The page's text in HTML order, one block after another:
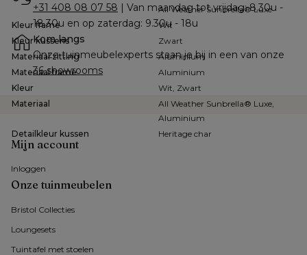
All Weather Sunbrella® Luxe
Kleur frame
Wit
Kleur kussens
Zwart
Materiaal zitting
Aluminium
Materiaal frame
Aluminium
Kleur
Wit, Zwart
Materiaal
All Weather Sunbrella® Luxe,
Aluminium
Detailkleur kussen
Heritage char
+31 408 08 07 58 | Van maandag tot vrijdag: 8.30u -
18.30u en op zaterdag: 9.30u - 18u
Kom langs
36 showrooms
Onze tuinmeubelen
Bristol Collecties
Loungesets
Tuintafel met stoelen
Mijn account
Inloggen